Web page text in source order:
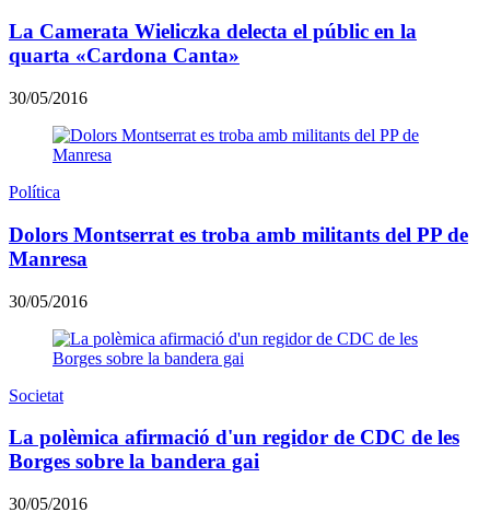
La Camerata Wieliczka delecta el públic en la
quarta «Cardona Canta»
30/05/2016
Política
Dolors Montserrat es troba amb militants del PP de
Manresa
30/05/2016
Societat
La polèmica afirmació d'un regidor de CDC de les
Borges sobre la bandera gai
30/05/2016